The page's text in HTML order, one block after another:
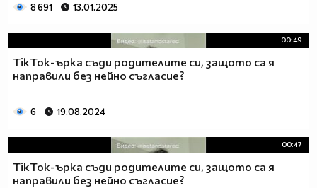
8 691 13.01.2025
00:49
TikTok-ърка съди родителите си, защото са я
направили без нейно съгласие?
6 19.08.2024
00:47
TikTok-ърка съди родителите си, защото са я
направили без нейно съгласие?